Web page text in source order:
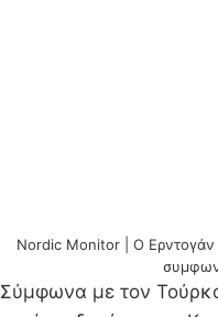
Nordic Monitor | Ο Ερντογάν
Σύμφωνα με τον